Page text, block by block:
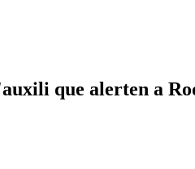
que alerten a